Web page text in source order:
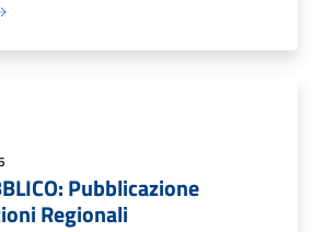
Pubblicazione
Regionali